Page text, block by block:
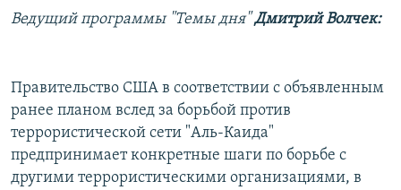
РАСПИСАНИЕ ВЕЩАНИЯ
Ведущий программы "Темы дня"Дмитрий Волчек:
Правительство США в соответствии с объявленным
ранее планом вслед за борьбой против
террористической сети "Аль-Каида"
предпринимает конкретные шаги по борьбе с
другими террористическими организациями, в